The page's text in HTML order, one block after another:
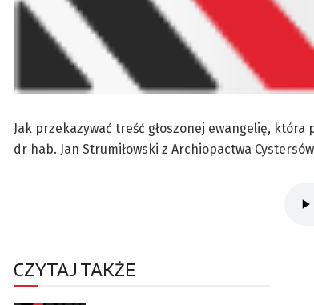
Jak przekazywać treść głoszonej ewangelię,
dr hab. Jan Strumiłowski z Archiopactwa
CZYTAJ TAKŻE